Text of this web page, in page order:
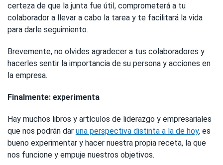
certeza de que la junta fue útil, comprometerá a tu
colaborador a llevar a cabo la tarea y te facilitará la vida
para darle seguimiento.
Brevemente, no olvides agradecer a tus colaboradores y
hacerles sentir la importancia de su persona y acciones en
la empresa.
Finalmente: experimenta
Hay muchos libros y artículos de liderazgo y empresariales
que nos podrán dar una perspectiva distinta a la de hoy, es
bueno experimentar y hacer nuestra propia receta, la que
nos funcione y empuje nuestros objetivos.